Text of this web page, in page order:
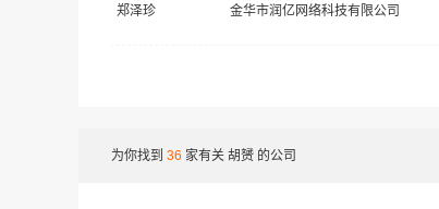
郑泽珍 金华市润亿网络科技有限公司
为你找到 36 家有关 胡赟 的公司